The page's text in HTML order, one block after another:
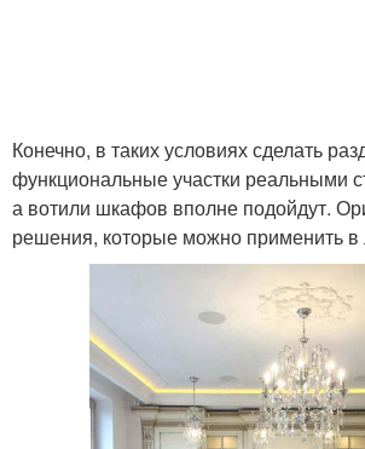
Конечно, в таких условиях сделать
функциональные участки реальными
а вотили шкафов вполне подойдут.
решения, которые можно применить